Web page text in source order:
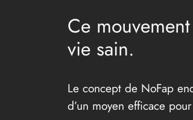
Ce
vie sain.
Le concept de NoFap
d’un moyen efficace